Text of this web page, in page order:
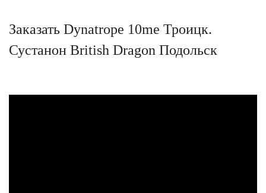
Заказать Dynatrope 10me Троицк.
Сустанон British Dragon Подольск